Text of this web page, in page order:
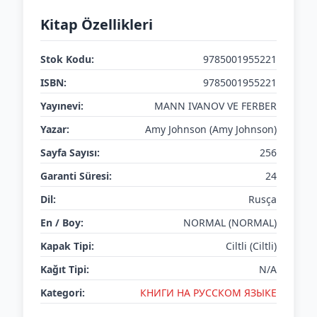
Kitap Özellikleri
Stok Kodu:
9785001955221
ISBN:
9785001955221
Yayınevi:
MANN IVANOV VE FERBER
Yazar:
Amy Johnson (Amy Johnson)
Sayfa Sayısı:
256
Garanti Süresi:
24
Dil:
Rusça
En / Boy:
NORMAL (NORMAL)
Kapak Tipi:
Ciltli (Ciltli)
Kağıt Tipi:
N/A
Kategori:
КНИГИ НА РУССКОМ ЯЗЫКЕ